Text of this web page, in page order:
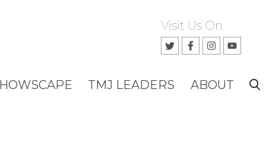
Visit Us On
TMJ LEADERS ABOUT